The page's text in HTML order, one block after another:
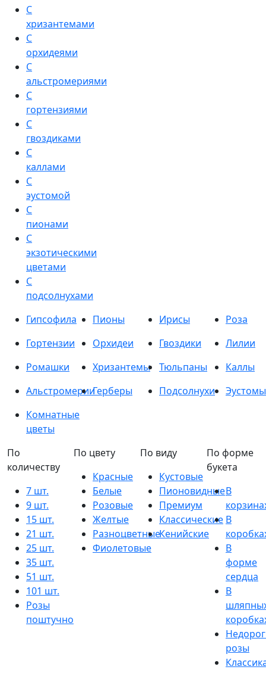
С
хризантемами
С
орхидеями
С
альстромериями
С
гортензиями
С
гвоздиками
С
каллами
С
эустомой
С
пионами
С
экзотическими
цветами
С
подсолнухами
Гипсофила
Пионы Ирисы
Роза
Гортензии
Орхидеи Гвоздики
Лилии
Ромашки
Хризантемы Тюльпаны
Каллы
АльстромерииГерберы Подсолнухи
Эустомы
Комнатные
цветы
По
количеству
7 шт.
9 шт.
15 шт.
21 шт.
25 шт.
35 шт.
51 шт.
101 шт.
Розы
поштучно
По цвету
Красные
Белые
Розовые
Желтые
Разноцветные
Фиолетовые
По виду
Кустовые
Пионовидные
Премиум
Классические
Кенийские
По форме
букета
В
В
В
форме
сердца
В
розы